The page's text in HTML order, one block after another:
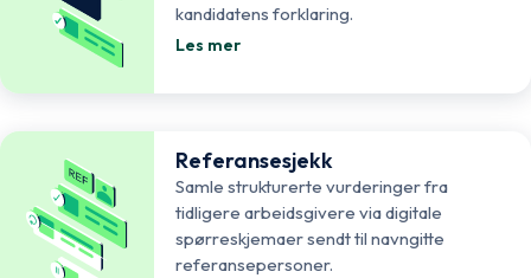
kandidatens forklaring.
Les mer
Referansesjekk
Samle strukturerte vurderinger fra
tidligere arbeidsgivere via digitale
spørreskjemaer sendt til navngitte
referansepersoner.